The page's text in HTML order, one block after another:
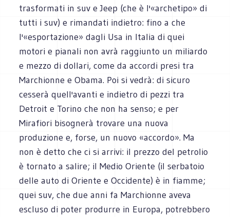
trasformati in suv e Jeep (che è l'«archetipo» di
tutti i suv) e rimandati indietro: fino a che
l'«esportazione» dagli Usa in Italia di quei
motori e pianali non avrà raggiunto un miliardo
e mezzo di dollari, come da accordi presi tra
Marchionne e Obama. Poi si vedrà: di sicuro
cesserà quell'avanti e indietro di pezzi tra
Detroit e Torino che non ha senso; e per
Mirafiori bisognerà trovare una nuova
produzione e, forse, un nuovo «accordo». Ma
non è detto che ci si arrivi: il prezzo del petrolio
è tornato a salire; il Medio Oriente (il serbatoio
delle auto di Oriente e Occidente) è in fiamme;
quei suv, che due anni fa Marchionne aveva
escluso di poter produrre in Europa, potrebbero